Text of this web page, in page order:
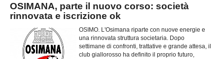
OSIMANA, parte il nuovo corso: società
rinnovata e iscrizione ok
OSIMO. L'Osimana riparte con nuove energie e
una rinnovata struttura societaria. Dopo
settimane di confronti, trattative e grande attesa, il
club giallorosso ha definito il proprio futuro,